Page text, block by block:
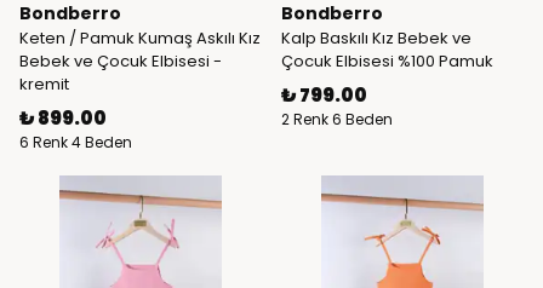
Bondberro
Keten / Pamuk Kumaş Askılı Kız
Bebek ve Çocuk Elbisesi -
kremit
₺ 899.00
6 Renk 4 Beden
Bondberro
Kalp Baskılı Kız Bebek ve
Çocuk Elbisesi %100 Pamuk
₺ 799.00
2 Renk 6 Beden